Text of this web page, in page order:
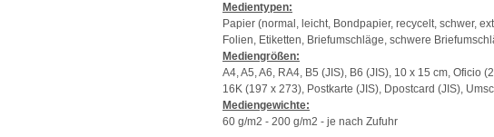
Medientypen:
Papier (normal, leicht, Bondpapier, recycelt, schwer,
Folien, Etiketten, Briefumschläge, schwere
Mediengrößen:
A4, A5, A6, RA4, B5 (JIS), B6 (JIS), 10 x 15 cm, Oficio
16K (197 x 273), Postkarte (JIS), Dpostcard (JIS),
Mediengewichte:
60 g/m2 - 200 g/m2 - je nach Zufuhr